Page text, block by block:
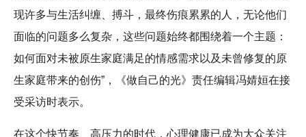
现许多与生活纠缠、搏斗，最终伤痕累累的人，无论他们
面临的问题多么复杂，这些问题始终都围绕着一个主题：
如何面对未被原生家庭满足的情感需求以及未曾修复的原
生家庭带来的创伤”，《做自己的光》责任编辑冯婧姮在接
受采访时表示。
在这个快节奏、高压力的时代，心理健康已成为大众关注